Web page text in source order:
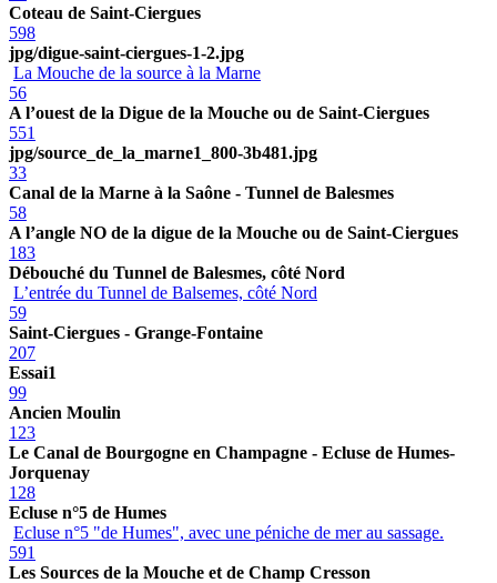
Coteau de Saint-Ciergues
598
jpg/digue-saint-ciergues-1-2.jpg
La Mouche de la source à la Marne
56
A l’ouest de la Digue de la Mouche ou de Saint-Ciergues
551
jpg/source_de_la_marne1_800-3b481.jpg
33
Canal de la Marne à la Saône - Tunnel de Balesmes
58
A l’angle NO de la digue de la Mouche ou de Saint-Ciergues
183
Débouché du Tunnel de Balesmes, côté Nord
L’entrée du Tunnel de Balsemes, côté Nord
59
Saint-Ciergues - Grange-Fontaine
207
Essai1
99
Ancien Moulin
123
Le Canal de Bourgogne en Champagne - Ecluse de Humes-
Jorquenay
128
Ecluse n°5 de Humes
Ecluse n°5 "de Humes", avec une péniche de mer au sassage.
591
Les Sources de la Mouche et de Champ Cresson